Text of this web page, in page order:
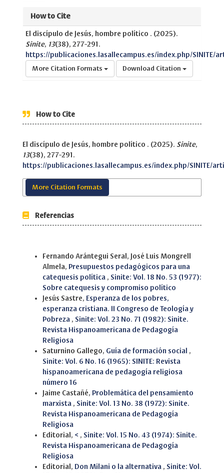
How to Cite
El discípulo de Jesús, hombre político . (2025).
Sinite, 13(38), 277-291.
https://publicaciones.lasallecampus.es/index.php/SINITE/
More Citation Formats Download Citation
How to Cite
El discípulo de Jesús, hombre político . (2025). Sinite,
13(38), 277-291.
https://publicaciones.lasallecampus.es/index.php/SINITE/
More Citation Formats
Referencias
Fernando Arántegui Seral, José Luis Mongrell
Almela, Presupuestos pedagógicos para una
catequesis política , Sinite: Vol. 18 No. 53 (1977):
Sobre catequesis y compromiso político
Jesús Sastre, Esperanza de los pobres,
esperanza cristiana. II Congreso de Teología y
Pobreza , Sinite: Vol. 23 No. 71 (1982): Sinite.
Revista Hispanoamericana de Pedagogía
Religiosa
Saturnino Gallego, Guía de formación social ,
Sinite: Vol. 6 No. 16 (1965): SINITE: Revista
hispanoamericana de pedagogía religiosa
número 16
Jaime Castañé, Problemática del pensamiento
marxista , Sinite: Vol. 13 No. 38 (1972): Sinite.
Revista Hispanoamericana de Pedagogía
Religiosa
Editorial, < , Sinite: Vol. 15 No. 43 (1974): Sinite.
Revista Hispanoamericana de Pedagogía
Religiosa
Editorial, Don Milani o la alternativa , Sinite: Vol.